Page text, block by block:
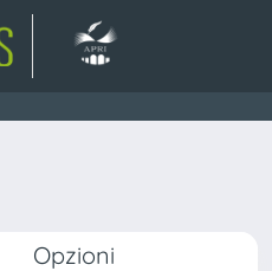
Opzioni